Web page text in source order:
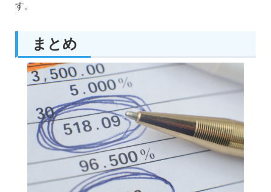
す。
まとめ